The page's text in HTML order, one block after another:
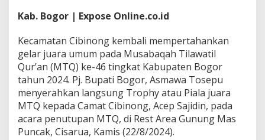
i
o
g
R
a
i
h
K
e
m
Kab. Bogor | Expose Online.co.id
Kecamatan Cibinong kembali mempertahankan
gelar juara umum pada Musabaqah Tilawatil
Qur’an (MTQ) ke-46 tingkat Kabupaten Bogor
tahun 2024. Pj. Bupati Bogor, Asmawa Tosepu
menyerahkan langsung Trophy atau Piala juara
MTQ kepada Camat Cibinong, Acep Sajidin, pada
acara penutupan MTQ, di Rest Area Gunung Mas
Puncak, Cisarua, Kamis (22/8/2024).